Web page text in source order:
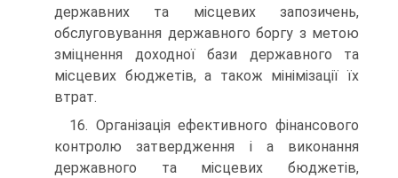
державних та місцевих запозичень,
обслуговування державного боргу з метою
зміцнення доходної бази державного та
місцевих бюджетів, а також мінімізації їх
втрат.
16. Організація ефективного фінансового
контролю затвердження і а виконання
державного та місцевих бюджетів,